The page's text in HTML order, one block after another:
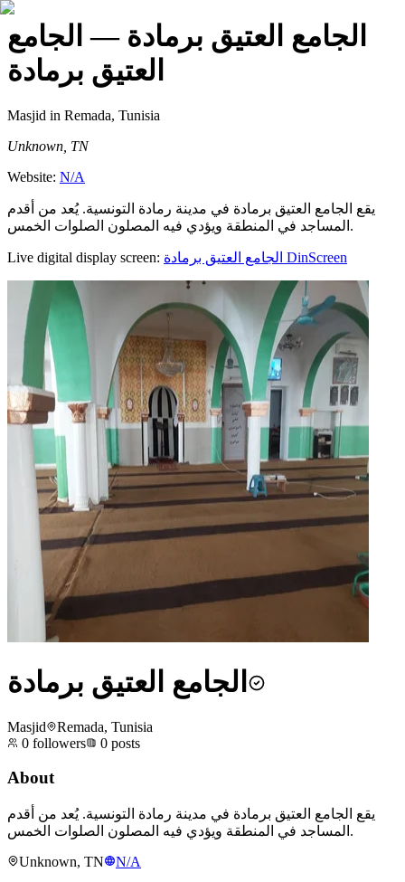
الجامع العتيق برمادة — الجامع
العتيق برمادة
Masjid in Remada, Tunisia
Unknown, TN
Website: N/A
يقع الجامع العتيق برمادة في مدينة رمادة التونسية. يُعد من أقدم
المساجد في المنطقة ويؤدي فيه المصلون الصلوات الخمس.
Live digital display screen: الجامع العتيق برمادة DinScreen
الجامع العتيق برمادة
Masjid
Remada, Tunisia
0 followers 0 posts
About
يقع الجامع العتيق برمادة في مدينة رمادة التونسية. يُعد من أقدم
المساجد في المنطقة ويؤدي فيه المصلون الصلوات الخمس.
Unknown, TN
N/A